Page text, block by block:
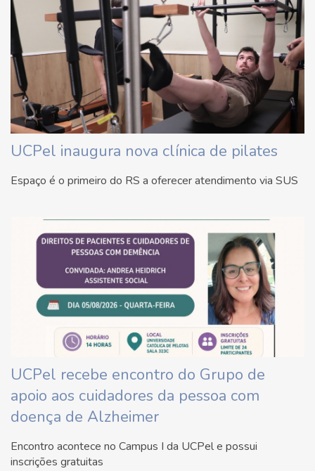
UCPel inaugura nova clínica de pilates
Espaço é o primeiro do RS a oferecer atendimento via SUS
UCPel recebe encontro do Grupo de
apoio aos cuidadores da pessoa com
doença de Alzheimer
Encontro acontece no Campus I da UCPel e possui
inscrições gratuitas